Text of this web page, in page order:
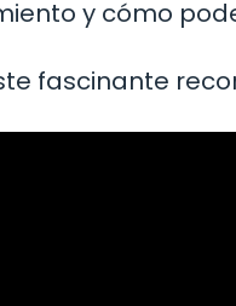
y cómo
fascinante